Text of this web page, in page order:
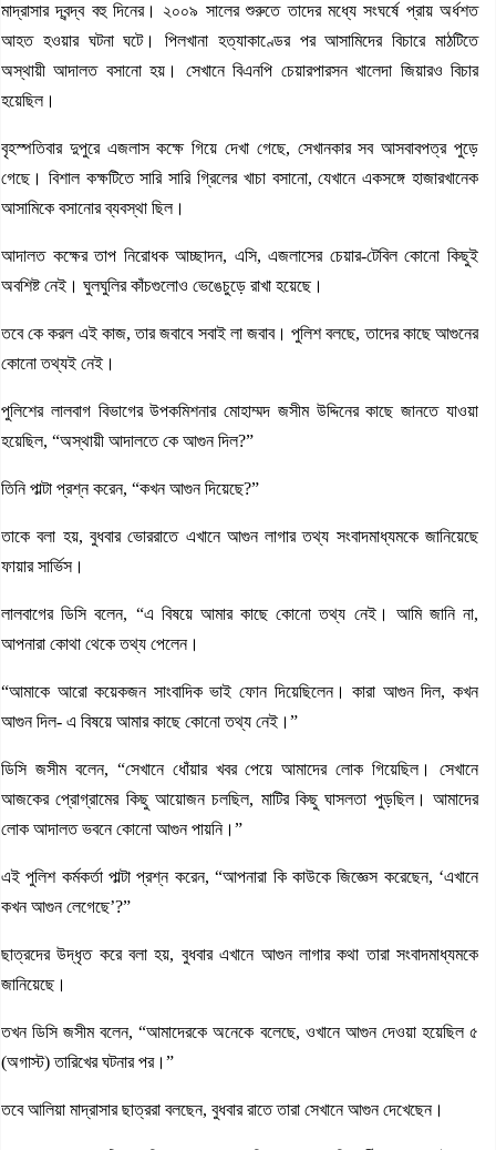
মাদ্রাসার দ্বন্দ্ব বহু দিনের। ২০০৯ সালের শুরুতে তাদের মধ্যে সংঘর্ষে প্রায় অর্ধশত
আহত হওয়ার ঘটনা ঘটে। পিলখানা হত্যাকাণ্ডের পর আসামিদের বিচারে মাঠটিতে
অস্থায়ী আদালত বসানো হয়। সেখানে বিএনপি চেয়ারপারসন খালেদা জিয়ারও বিচার
হয়েছিল।
বৃহস্পতিবার দুপুরে এজলাস কক্ষে গিয়ে দেখা গেছে, সেখানকার সব আসবাবপত্র পুড়ে
গেছে। বিশাল কক্ষটিতে সারি সারি গ্রিলের খাচা বসানো, যেখানে একসঙ্গে হাজারখানেক
আসামিকে বসানোর ব্যবস্থা ছিল।
আদালত কক্ষের তাপ নিরোধক আচ্ছাদন, এসি, এজলাসের চেয়ার-টেবিল কোনো কিছুই
অবশিষ্ট নেই। ঘুলঘুলির কাঁচগুলোও ভেঙেচুড়ে রাখা হয়েছে।
তবে কে করল এই কাজ, তার জবাবে সবাই লা জবাব। পুলিশ বলছে, তাদের কাছে আগুনের
কোনো তথ্যই নেই।
পুলিশের লালবাগ বিভাগের উপকমিশনার মোহাম্মদ জসীম উদ্দিনের কাছে জানতে যাওয়া
হয়েছিল, “অস্থায়ী আদালতে কে আগুন দিল?”
তিনি পাল্টা প্রশ্ন করেন, “কখন আগুন দিয়েছে?”
তাকে বলা হয়, বুধবার ভোররাতে এখানে আগুন লাগার তথ্য সংবাদমাধ্যমকে জানিয়েছে
ফায়ার সার্ভিস।
লালবাগের ডিসি বলেন, “এ বিষয়ে আমার কাছে কোনো তথ্য নেই। আমি জানি না,
আপনারা কোথা থেকে তথ্য পেলেন।
“আমাকে আরো কয়েকজন সাংবাদিক ভাই ফোন দিয়েছিলেন। কারা আগুন দিল, কখন
আগুন দিল- এ বিষয়ে আমার কাছে কোনো তথ্য নেই।”
ডিসি জসীম বলেন, “সেখানে ধোঁয়ার খবর পেয়ে আমাদের লোক গিয়েছিল। সেখানে
আজকের প্রোগ্রামের কিছু আয়োজন চলছিল, মাটির কিছু ঘাসলতা পুড়ছিল। আমাদের
লোক আদালত ভবনে কোনো আগুন পায়নি।”
এই পুলিশ কর্মকর্তা পাল্টা প্রশ্ন করেন, “আপনারা কি কাউকে জিজ্ঞেস করেছেন, ‘এখানে
কখন আগুন লেগেছে’?”
ছাত্রদের উদ্ধৃত করে বলা হয়, বুধবার এখানে আগুন লাগার কথা তারা সংবাদমাধ্যমকে
জানিয়েছে।
তখন ডিসি জসীম বলেন, “আমাদেরকে অনেকে বলেছে, ওখানে আগুন দেওয়া হয়েছিল ৫
(অগাস্ট) তারিখের ঘটনার পর।”
তবে আলিয়া মাদ্রাসার ছাত্ররা বলছেন, বুধবার রাতে তারা সেখানে আগুন দেখেছেন।